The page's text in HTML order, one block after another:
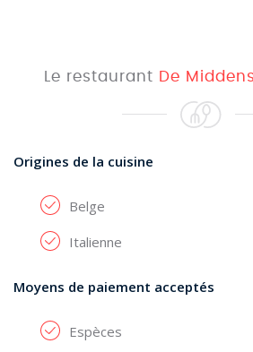
Le restaurant De
Origines de la cuisine
Belge
Italienne
Moyens de paiement acceptés
Espèces